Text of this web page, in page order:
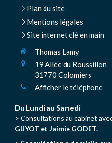
Plan du site
Mentions légales
Site internet clé en main
Thomas Lamy
19 Allée du Roussillon
31770 Colomiers
Afficher le téléphone
Du Lundi au Samedi
> Consultations au cabinet
GUYOT et Jaimie GODET.